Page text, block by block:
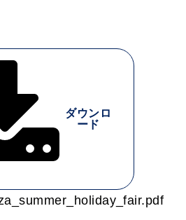
ダウンロ
ード